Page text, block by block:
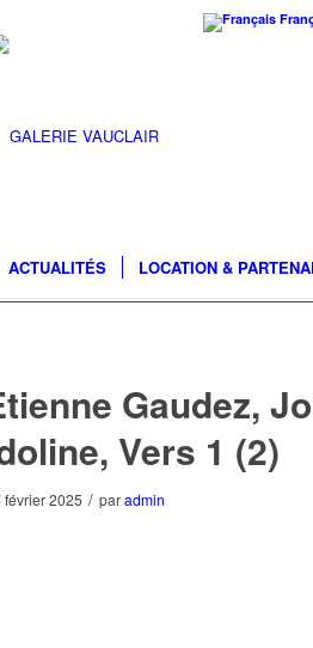
ACTUALITÉS LOCATION &
Gaudez,
Vers 1 (2)
février 2025 / paradmin